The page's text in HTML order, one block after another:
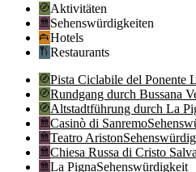
Aktivitäten
Sehenswürdigkeiten
Hotels
Restaurants
Pista Ciclabile del Ponente
Rundgang durch Bussana
Altstadtführung durch La
Casinò di Sanremo
Teatro Ariston
Chiesa Russa di Cristo
La PignaSehenswürdigkeit